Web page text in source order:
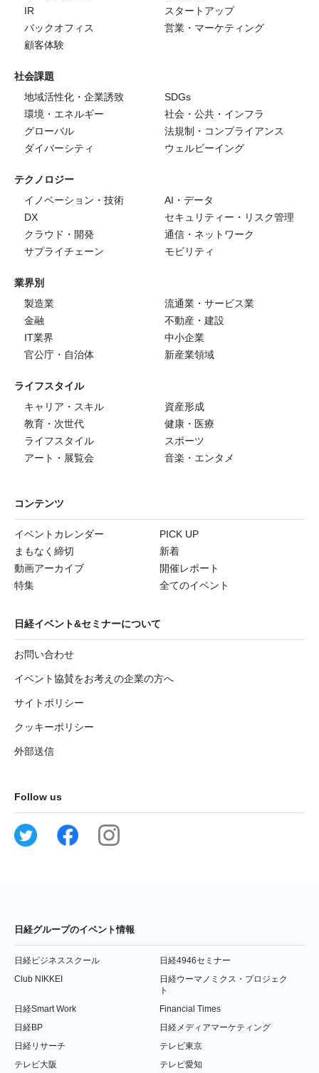
IR
スタートアップ
バックオフィス
営業・マーケティング
顧客体験
社会課題
地域活性化・企業誘致
SDGs
環境・エネルギー
社会・公共・インフラ
グローバル
法規制・コンプライアンス
ダイバーシティ
ウェルビーイング
テクノロジー
イノベーション・技術
AI・データ
DX
セキュリティー・リスク管理
クラウド・開発
通信・ネットワーク
サプライチェーン
モビリティ
業界別
製造業
流通業・サービス業
金融
不動産・建設
IT業界
中小企業
官公庁・自治体
新産業領域
ライフスタイル
キャリア・スキル
資産形成
教育・次世代
健康・医療
ライフスタイル
スポーツ
アート・展覧会
音楽・エンタメ
コンテンツ
イベントカレンダー
PICK UP
まもなく締切
新着
動画アーカイブ
開催レポート
特集
全てのイベント
日経イベント&セミナーについて
お問い合わせ
イベント協賛をお考えの企業の方へ
サイトポリシー
クッキーポリシー
外部送信
Follow us
日経グループのイベント情報
日経ビジネススクール
日経4946セミナー
Club NIKKEI
日経ウーマノミクス・プロジェク
ト
日経Smart Work
Financial Times
日経BP
日経メディアマーケティング
日経リサーチ
テレビ東京
テレビ大阪
テレビ愛知